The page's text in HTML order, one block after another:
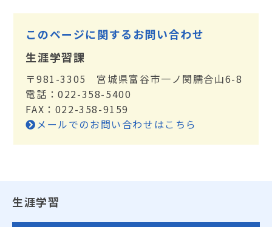
このページに関するお問い合わせ
生涯学習課
〒981-3305 宮城県富谷市一ノ関臑合山6-8
電話：022-358-5400
FAX：022-358-9159
メールでのお問い合わせはこちら
生涯学習